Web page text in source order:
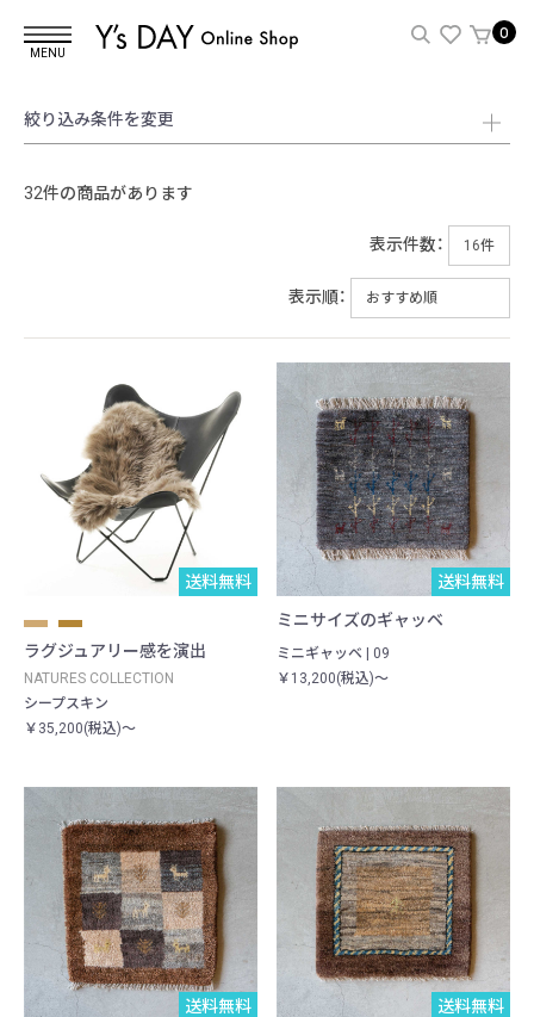
MENU
0
絞り込み条件を変更
32件の商品があります
表示件数：
表示順：
送料無料
ラグジュアリー感を演出
NATURES COLLECTION
シープスキン
￥35,200(税込)～
一点物
送料無料
ミニサイズのギャッベ
ミニギャッベ | 09
￥13,200(税込)～
一点物
送料無料
一点物
送料無料